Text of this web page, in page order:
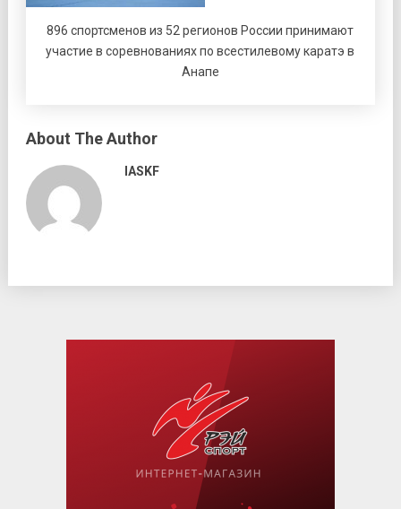
896 спортсменов из 52 регионов России принимают
участие в соревнованиях по всестилевому каратэ в
Анапе
About The Author
IASKF